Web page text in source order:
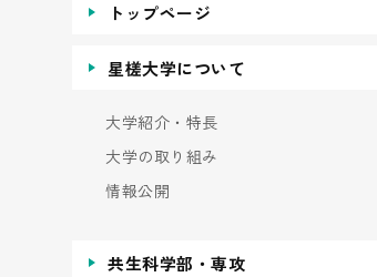
トップページ
星槎大学について
大学紹介・特長
大学の取り組み
情報公開
共生科学部・専攻